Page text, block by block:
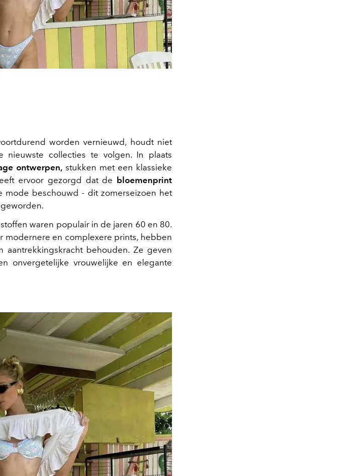
worden vernieuwd, houdt niet
nieuwste collecties te volgen. In plaats
ontwerpen,stukken met een klassieke
ervoor gezorgd dat de bloemenprint
mode beschouwd - dit zomerseizoen het
waren populair in de jaren 60 en 80.
modernere en complexere prints, hebben
behouden. Ze geven
onvergetelijke vrouwelijke en elegante